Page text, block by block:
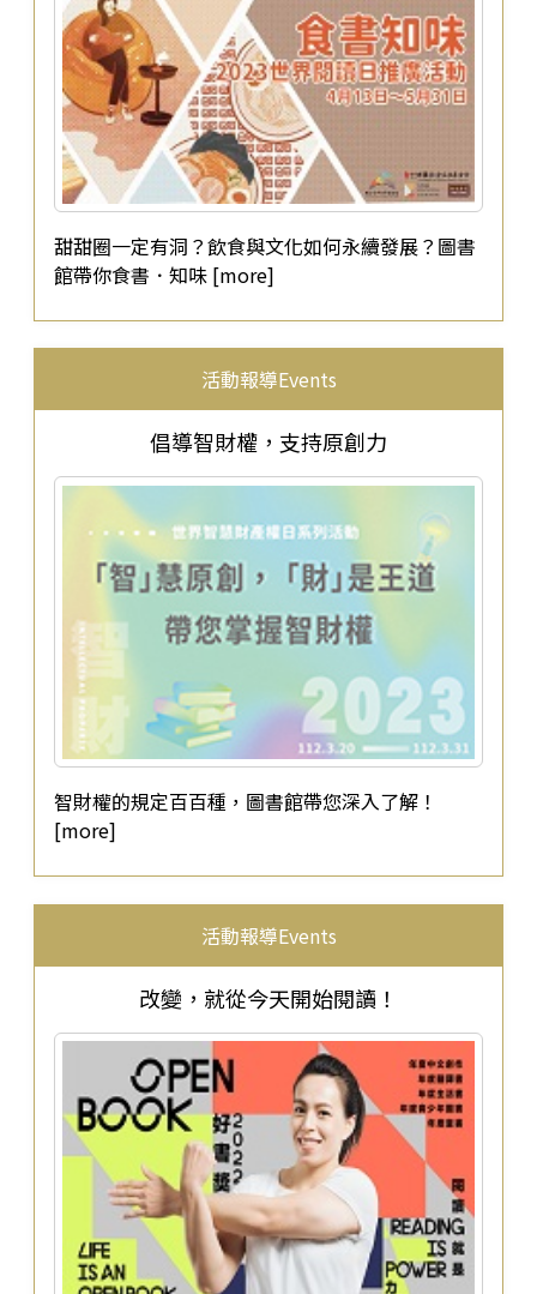
甜甜圈一定有洞？飲食與文化如何永續發展？圖書
館帶你食書．知味 [more]
活動報導Events
倡導智財權，支持原創力
智財權的規定百百種，圖書館帶您深入了解！
[more]
活動報導Events
改變，就從今天開始閱讀！